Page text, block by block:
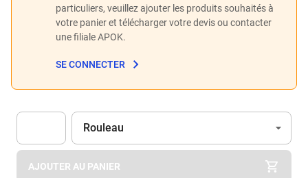
particuliers, veuillez ajouter les produits souhaités à
votre panier et télécharger votre devis ou contacter
une filiale APOK.
SE CONNECTER
Apok.Product.Detail.AddToCart.Quantity (Optionnel)
Unité
Rouleau
AJOUTER AU PANIER